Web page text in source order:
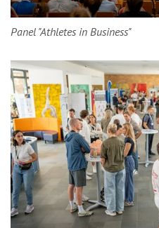
Panel "Athletes in Business"